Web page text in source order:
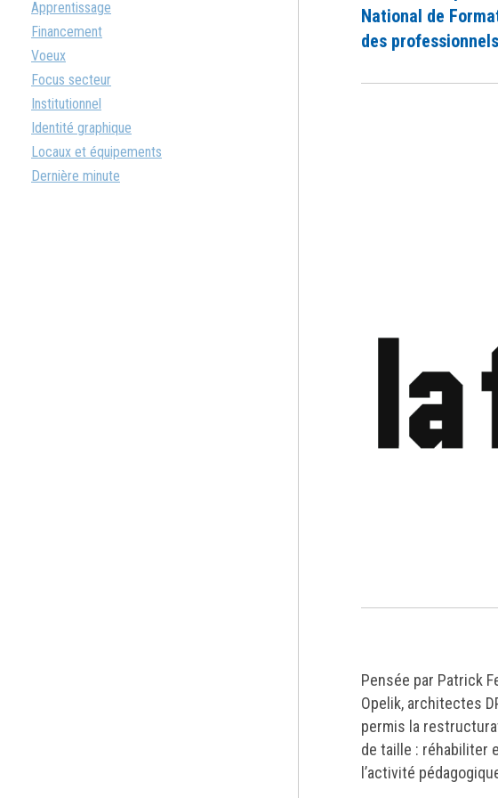
Apprentissage
Financement
Voeux
Focus secteur
Institutionnel
Identité graphique
Locaux et équipements
Dernière minute
National de
des
Pensée par Patrick
Opelik, architectes
permis la
de taille : réhabiliter
l’activité